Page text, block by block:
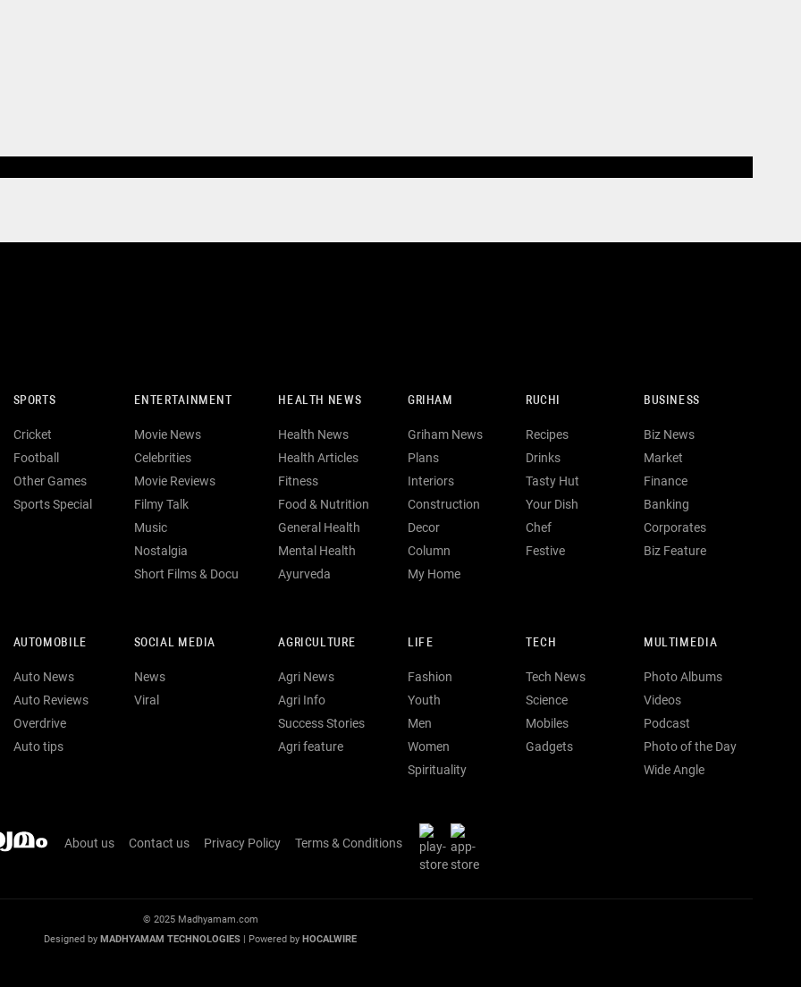
SPORTS
Cricket
Football
Other Games
Sports Special
ENTERTAINMENT
Movie News
Celebrities
Movie Reviews
Filmy Talk
Music
Nostalgia
Short Films & Docu
HEALTH NEWS
Health News
Health Articles
Fitness
Food & Nutrition
General Health
Mental Health
Ayurveda
GRIHAM
Griham News
Plans
Interiors
Construction
Decor
Column
My Home
RUCHI
Recipes
Drinks
Tasty Hut
Your Dish
Chef
Festive
BUSINESS
Biz News
Market
Finance
Banking
Corporates
Biz Feature
AUTOMOBILE
Auto News
Auto Reviews
Overdrive
Auto tips
SOCIAL MEDIA
News
Viral
AGRICULTURE
Agri News
Agri Info
Success Stories
Agri feature
LIFE
Fashion
Youth
Men
Women
Spirituality
TECH
Tech News
Science
Mobiles
Gadgets
MULTIMEDIA
Photo Albums
Videos
Podcast
Photo of the Day
Wide Angle
About us Contact us Privacy Policy Terms & Conditions
© 2025 Madhyamam.com
Designed by MADHYAMAM TECHNOLOGIES | Powered by HOCALWIRE